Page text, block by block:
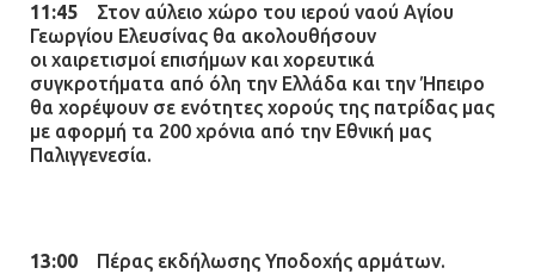
11:45 Στον αύλειο χώρο του ιερού ναού Αγίου
Γεωργίου Ελευσίνας θα ακολουθήσουν
οι χαιρετισμοί επισήμων και χορευτικά
συγκροτήματα από όλη την Ελλάδα και την Ήπειρο
θα χορέψουν σε ενότητες χορούς της πατρίδας μας
με αφορμή τα 200 χρόνια από την Εθνική μας
Παλιγγενεσία.
13:00 Πέρας εκδήλωσης Υποδοχής αρμάτων.